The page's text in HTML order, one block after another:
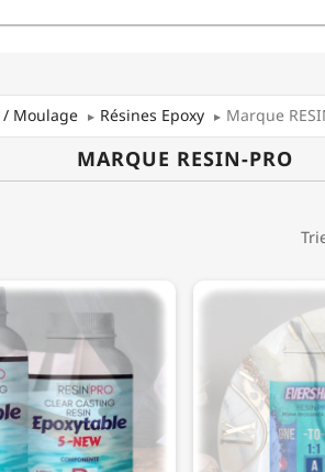
/ Moulage Résines Epoxy Marque
MARQUE RESIN-PRO